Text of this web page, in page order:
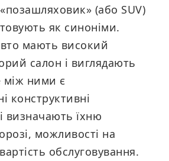
(або SUV)
як синоніми.
мають високий
салон і виглядають
між ними є
конструктивні
визначають їхню
можливості на
обслуговування.